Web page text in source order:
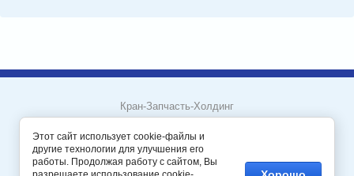
Кран-Запчасть-Холдинг
Пермский край, город Пермь
Мегагрупп.ру
Этот сайт использует cookie-файлы и
другие технологии для улучшения его
работы. Продолжая работу с сайтом, Вы